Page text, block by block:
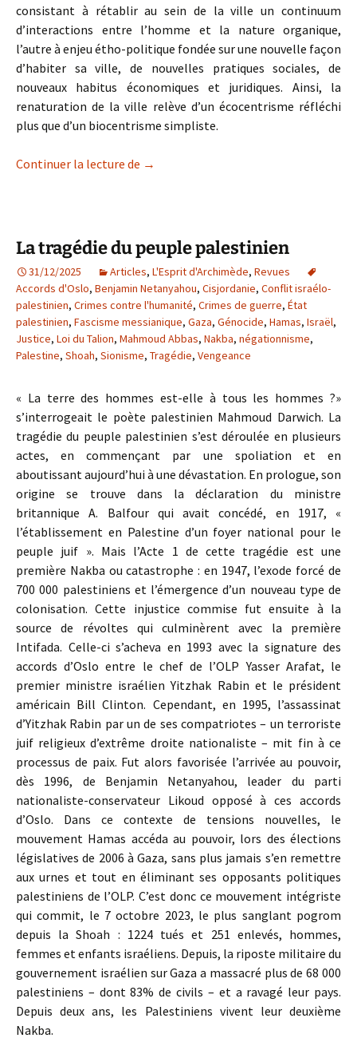
consistant à rétablir au sein de la ville un continuum
d’interactions entre l’homme et la nature organique,
l’autre à enjeu étho-politique fondée sur une nouvelle façon
d’habiter sa ville, de nouvelles pratiques sociales, de
nouveaux habitus économiques et juridiques. Ainsi, la
renaturation de la ville relève d’un écocentrisme réfléchi
plus que d’un biocentrisme simpliste.
Continuer la lecture de La renaturation- revitalisation de la
→
La tragédie du peuple palestinien
31/12/2025 Articles, L'Esprit d'Archimède, Revues
Accords d'Oslo, Benjamin Netanyahou, Cisjordanie, Conflit israélo-
palestinien, Crimes contre l'humanité, Crimes de guerre, État
palestinien, Fascisme messianique, Gaza, Génocide, Hamas, Israël,
Justice, Loi du Talion, Mahmoud Abbas, Nakba, négationnisme,
Palestine, Shoah, Sionisme, Tragédie, Vengeance
« La terre des hommes est-elle à tous les hommes ?»
s’interrogeait le poète palestinien Mahmoud Darwich. La
tragédie du peuple palestinien s’est déroulée en plusieurs
actes, en commençant par une spoliation et en
aboutissant aujourd’hui à une dévastation. En prologue, son
origine se trouve dans la déclaration du ministre
britannique A. Balfour qui avait concédé, en 1917, «
l’établissement en Palestine d’un foyer national pour le
peuple juif ». Mais l’Acte 1 de cette tragédie est une
première Nakba ou catastrophe : en 1947, l’exode forcé de
700 000 palestiniens et l’émergence d’un nouveau type de
colonisation. Cette injustice commise fut ensuite à la
source de révoltes qui culminèrent avec la première
Intifada. Celle-ci s’acheva en 1993 avec la signature des
accords d’Oslo entre le chef de l’OLP Yasser Arafat, le
premier ministre israélien Yitzhak Rabin et le président
américain Bill Clinton. Cependant, en 1995, l’assassinat
d’Yitzhak Rabin par un de ses compatriotes – un terroriste
juif religieux d’extrême droite nationaliste – mit fin à ce
processus de paix. Fut alors favorisée l’arrivée au pouvoir,
dès 1996, de Benjamin Netanyahou, leader du parti
nationaliste-conservateur Likoud opposé à ces accords
d’Oslo. Dans ce contexte de tensions nouvelles, le
mouvement Hamas accéda au pouvoir, lors des élections
législatives de 2006 à Gaza, sans plus jamais s’en remettre
aux urnes et tout en éliminant ses opposants politiques
palestiniens de l’OLP. C’est donc ce mouvement intégriste
qui commit, le 7 octobre 2023, le plus sanglant pogrom
depuis la Shoah : 1224 tués et 251 enlevés, hommes,
femmes et enfants israéliens. Depuis, la riposte militaire du
gouvernement israélien sur Gaza a massacré plus de 68 000
palestiniens – dont 83% de civils – et a ravagé leur pays.
Depuis deux ans, les Palestiniens vivent leur deuxième
Nakba.